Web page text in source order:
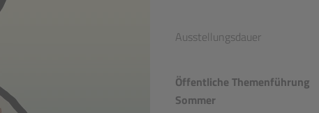
Ausstellungsdauer
Öffentliche Themenführung
Sommer